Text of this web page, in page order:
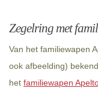
Zegelring met
Van het familiewapen
ook afbeelding)
het familiewapen